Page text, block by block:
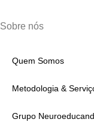
Sobre nós
Quem Somos
Metodologia &
Grupo